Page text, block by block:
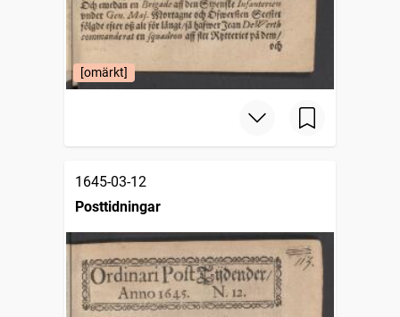
[omärkt]
1645-03-12
Posttidningar